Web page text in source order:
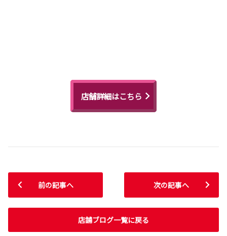
店舗詳細はこちら
前の記事へ
店舗ブログ一覧に戻る
次の記事へ